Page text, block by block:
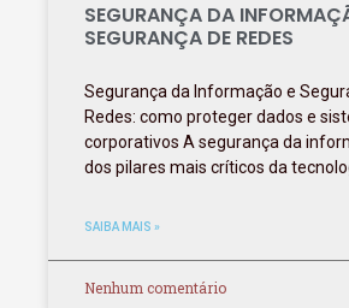
SEGURANÇA DA
SEGURANÇA DE REDES
Segurança da Informação e
Redes: como proteger dados e
corporativos A segurança da
dos pilares mais críticos da
SAIBA MAIS »
Nenhum comentário